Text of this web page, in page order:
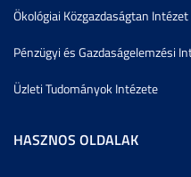
Ökológiai Közgazdaságtan Intézet
Pénzügyi és Gazdaságelemzési
Üzleti Tudományok Intézete
HASZNOS OLDALAK